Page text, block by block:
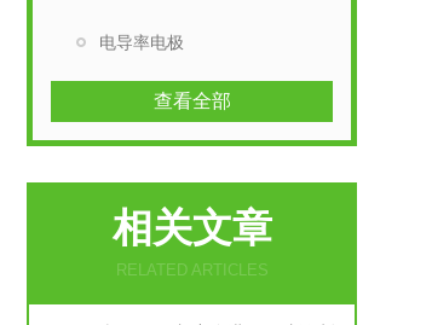
电导率电极
查看全部
相关文章
RELATED ARTICLES